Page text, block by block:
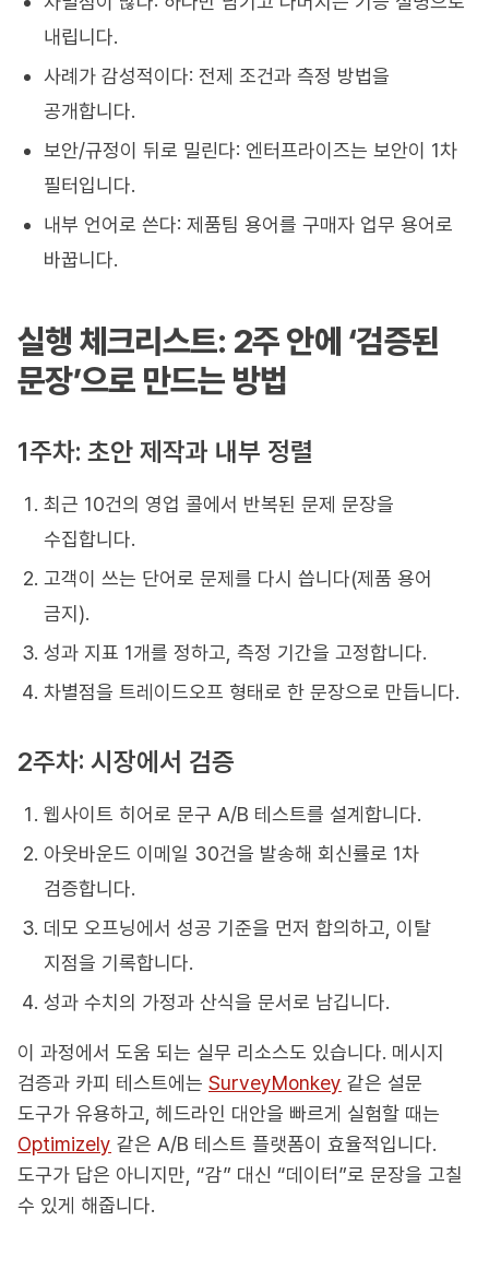
내립니다.
사례가 감성적이다: 전제 조건과 측정 방법을
공개합니다.
보안/규정이 뒤로 밀린다: 엔터프라이즈는 보안이 1차
필터입니다.
내부 언어로 쓴다: 제품팀 용어를 구매자 업무 용어로
바꿉니다.
실행 체크리스트: 2주 안에 ‘검증된
문장’으로 만드는 방법
1주차: 초안 제작과 내부 정렬
최근 10건의 영업 콜에서 반복된 문제 문장을
수집합니다.
고객이 쓰는 단어로 문제를 다시 씁니다(제품 용어
금지).
성과 지표 1개를 정하고, 측정 기간을 고정합니다.
차별점을 트레이드오프 형태로 한 문장으로 만듭니다.
2주차: 시장에서 검증
웹사이트 히어로 문구 A/B 테스트를 설계합니다.
아웃바운드 이메일 30건을 발송해 회신률로 1차
검증합니다.
데모 오프닝에서 성공 기준을 먼저 합의하고, 이탈
지점을 기록합니다.
성과 수치의 가정과 산식을 문서로 남깁니다.
이 과정에서 도움 되는 실무 리소스도 있습니다. 메시지
검증과 카피 테스트에는 SurveyMonkey 같은 설문
도구가 유용하고, 헤드라인 대안을 빠르게 실험할 때는
Optimizely 같은 A/B 테스트 플랫폼이 효율적입니다.
도구가 답은 아니지만, “감” 대신 “데이터”로 문장을 고칠
수 있게 해줍니다.